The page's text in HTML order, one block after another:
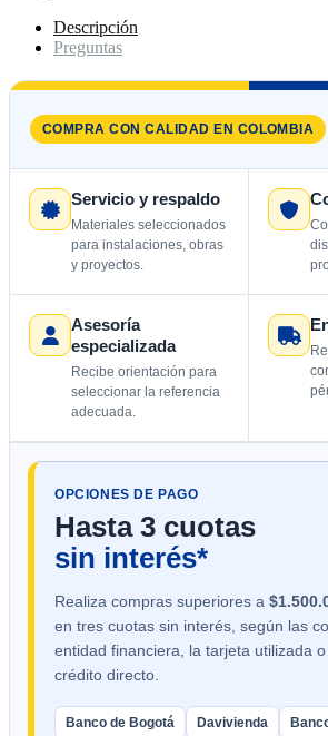
Descripción
Preguntas
COMPRA CON CALIDAD EN COLOMBIA
Servicio y respaldo
Materiales seleccionados
para instalaciones, obras
y proyectos.
Asesoría
especializada
Recibe orientación para
seleccionar la referencia
adecuada.
OPCIONES DE PAGO
Hasta 3 cuotas
sin interés*
Realiza compras superiores a
en tres cuotas sin interés, según las
entidad financiera, la tarjeta utilizada
crédito directo.
Banco de Bogotá Davivienda